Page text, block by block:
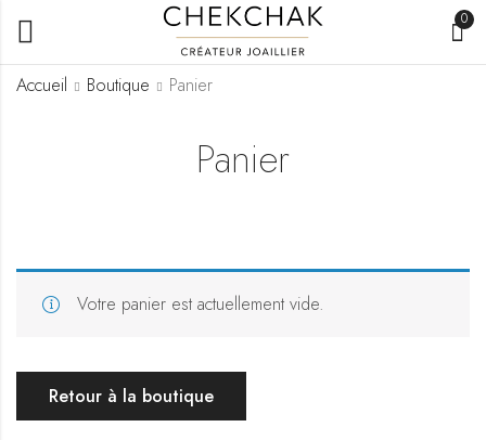
0
Panier
Accueil Boutique Panier
Votre panier est actuellement vide.
Retour à la boutique